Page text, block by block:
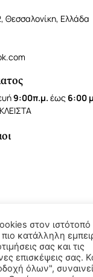
Ελλάδα
9:00π.μ. έως 6:00
All rights reserved.
στον
κατάλληλη
σας και τις
επισκέψεις σας.
όλων",